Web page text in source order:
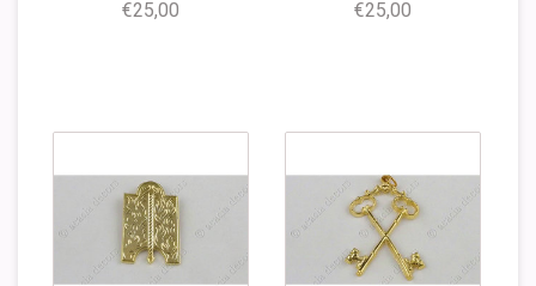
€25,00
€25,00